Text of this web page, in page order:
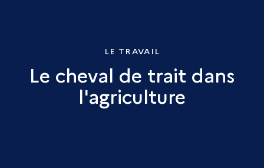
LE TRAVAIL
Le cheval de trait dans
l'agriculture